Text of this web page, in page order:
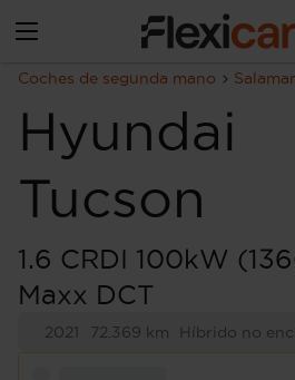
Coches de segunda mano
Hyundai
Tucson
1.6 CRDI 100kW
Maxx DCT
2021 72.369 km Híbrido no